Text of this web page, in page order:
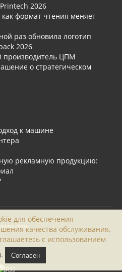
2026
формат чтения меняет
раз обновила логотип
2026
производитель ЦПМ
о стратегическом
к машине
рекламную продукцию:
связь
для обеспечения
качества обслуживания,
с использованием
Согласен